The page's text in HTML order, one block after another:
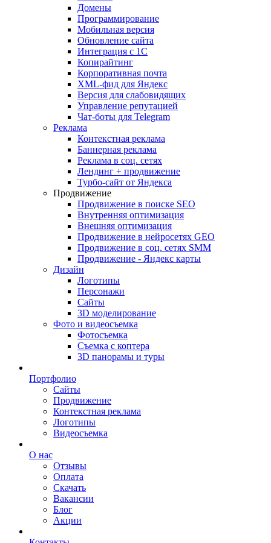
Домены
Программирование
Мобильная версия
Обновление сайта
Интеграция с 1С
Копирайтинг
Корпоративная почта
XML-фид для Яндекс
Версия для слабовидящих
Управление репутацией
Чат-боты для Telegram
Реклама
Контекстная реклама
Баннерная реклама
Реклама в соц. сетях
Лендинг + продвижение
Турбо-сайт от Яндекса
Продвижение
Продвижение в поиске SEO
Внутренняя оптимизация
Внешняя оптимизация
Продвижение в нейросетях GEO
Продвижение в соц. сетях SMM
Продвижение - Яндекс карты
Дизайн
Логотипы
Персонажи
Сайты
3D моделирование
Фото и видеосъемка
Фотосъемка
Съемка с коптера
3D панорамы и туры
Портфолио
Сайты
Продвижение
Контекстная реклама
Логотипы
Видеосъемка
О нас
Отзывы
Оплата
Скачать
Вакансии
Блог
Акции